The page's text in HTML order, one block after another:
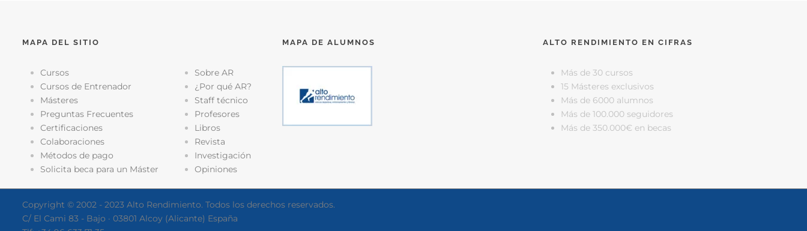
MAPA DEL SITIO
Cursos
Cursos de Entrenador
Másteres
Preguntas Frecuentes
Certificaciones
Colaboraciones
Métodos de pago
Solicita beca para un Máster
Sobre AR
¿Por qué AR?
Staff técnico
Profesores
Libros
Revista
Investigación
Opiniones
MAPA DE ALUMNOS ALTO RENDIMIENTO EN CIFRAS
Más de 30 cursos
15 Másteres exclusivos
Más de 6000 alumnos
Más de 100.000 seguidores
Más de 350.000€ en becas
Copyright © 2002 - 2023 Alto Rendimiento. Todos los derechos reservados.
C/ El Cami 83 - Bajo · 03801 Alcoy (Alicante) España